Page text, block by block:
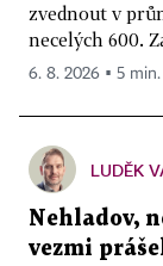
zvednout v
necelých 600.
6. 8. 2026 ▪ 5
LUDĚK
Nehladov,
vezmi